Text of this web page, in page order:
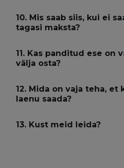
10. Mis saab siis, kui ei
tagasi maksta?
11. Kas panditud ese on vaja
välja osta?
12. Mida on vaja teha, et
laenu saada?
13. Kust meid leida?